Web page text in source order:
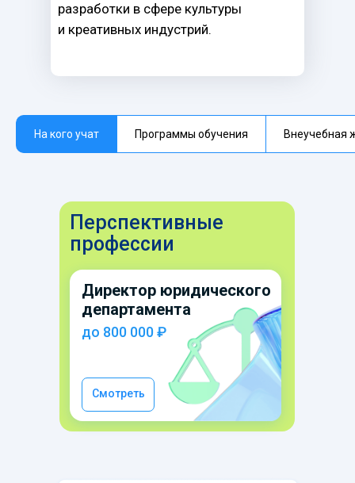
разработки в сфере культуры
и креативных индустрий.
На кого учат Программы обучения Внеучебная
Перспективные
профессии
Директор юридического
департамента
до 800 000 ₽
Смотреть